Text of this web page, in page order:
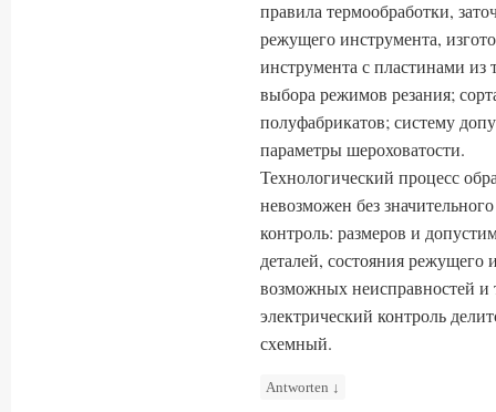
правила термообработки,
режущего инструмента,
инструмента с пластинами
выбора режимов резания;
полуфабрикатов; систему
параметры шероховатости.
Технологический процесс
невозможен без
контроль: размеров и
деталей, состояния
возможных неисправностей
электрический контроль
схемный.
Antworten ↓